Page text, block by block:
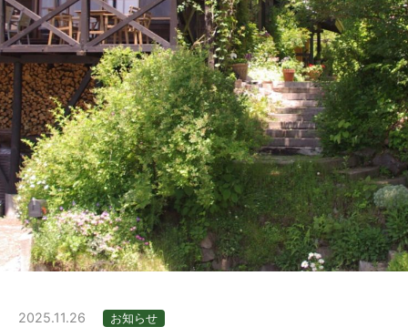
2025.11.26 お知らせ